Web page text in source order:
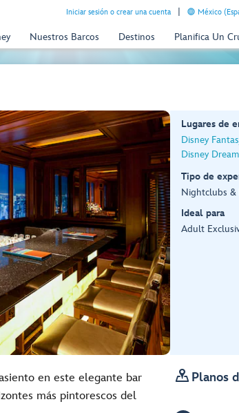
Iniciar sesión o crear una cuenta México
Nuestros Barcos Destinos Planifica Un
Lugares de
Disney
Disney Dream
Tipo de
Nightclubs &
Ideal para
Adult
en este elegante bar
más pintorescos del
 Planos